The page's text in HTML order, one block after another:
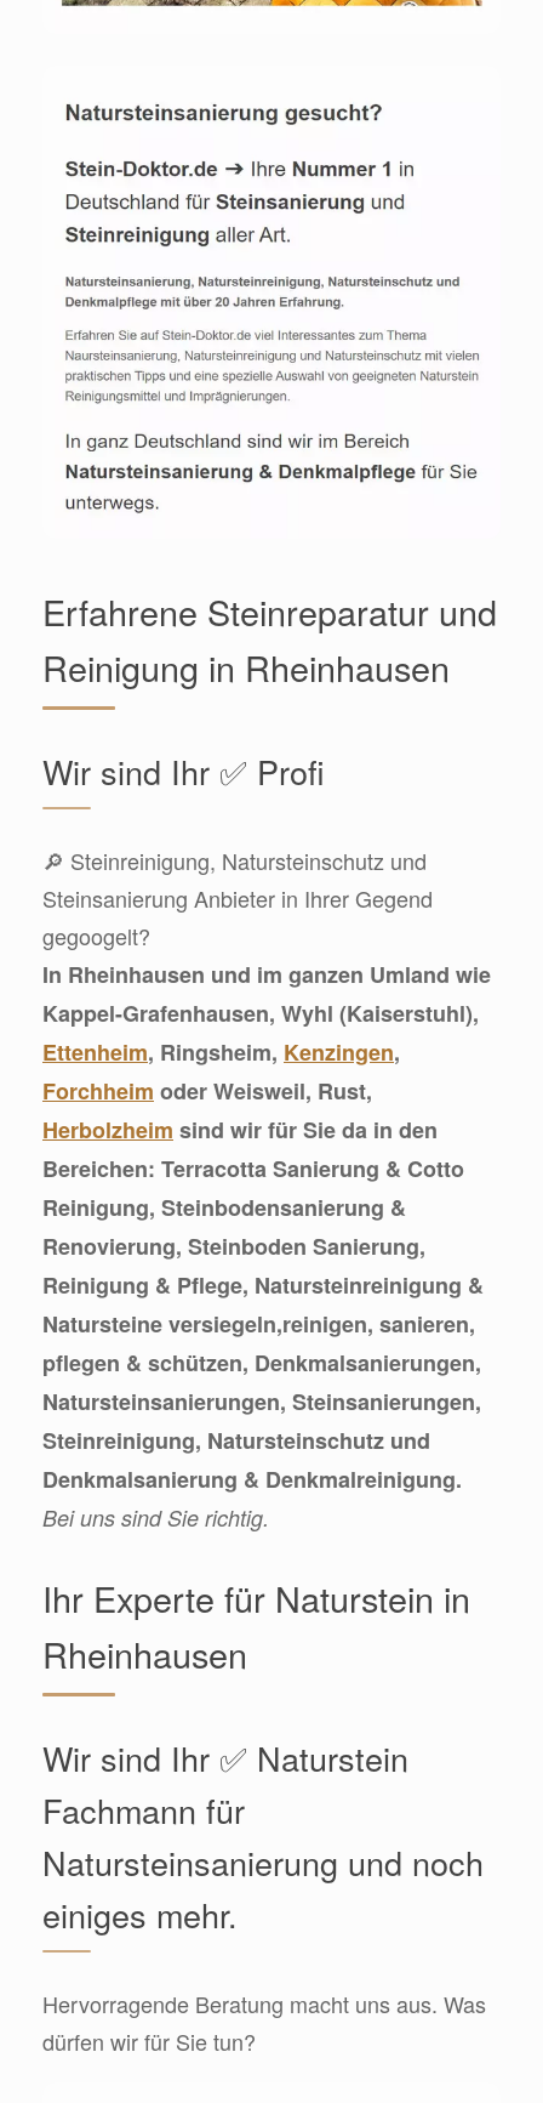
Erfahrene Steinreparatur und
Reinigung in Rheinhausen
Wir sind Ihr ✅ Profi
🔎 Steinreinigung, Natursteinschutz und
Steinsanierung Anbieter in Ihrer Gegend
gegoogelt?
In Rheinhausen und im ganzen Umland wie
Kappel-Grafenhausen, Wyhl (Kaiserstuhl),
Ettenheim, Ringsheim, Kenzingen,
Forchheim oder Weisweil, Rust,
Herbolzheim sind wir für Sie da in den
Bereichen: Terracotta Sanierung & Cotto
Reinigung, Steinbodensanierung &
Renovierung, Steinboden Sanierung,
Reinigung & Pflege, Natursteinreinigung &
Natursteine versiegeln,reinigen, sanieren,
pflegen & schützen, Denkmalsanierungen,
Natursteinsanierungen, Steinsanierungen,
Steinreinigung, Natursteinschutz und
Denkmalsanierung & Denkmalreinigung.
Bei uns sind Sie richtig.
Ihr Experte für Naturstein in
Rheinhausen
Wir sind Ihr ✅ Naturstein
Fachmann für
Natursteinsanierung und noch
einiges mehr.
Hervorragende Beratung macht uns aus. Was
dürfen wir für Sie tun?